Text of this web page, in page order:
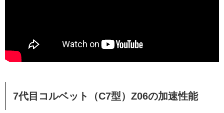
7代目コルベット（C7型）Z06の加速性能